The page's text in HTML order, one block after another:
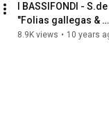
I BASSIFONDI -
"Folias gallegas &
Zarambeque y
8.9K views • 10 years